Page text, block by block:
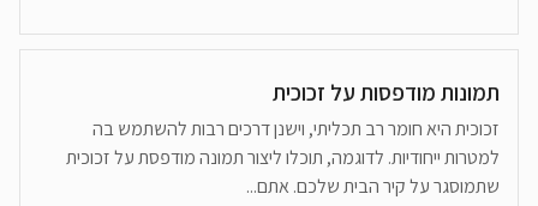
תמונות מודפסות על זכוכית
זכוכית היא חומר רב תכליתי, וישנן דרכים רבות להשתמש בה
למטרות ייחודיות. לדוגמה, תוכלו ליצור תמונה מודפסת על זכוכית
שתמוסגר על קיר הבית שלכם. אתם...